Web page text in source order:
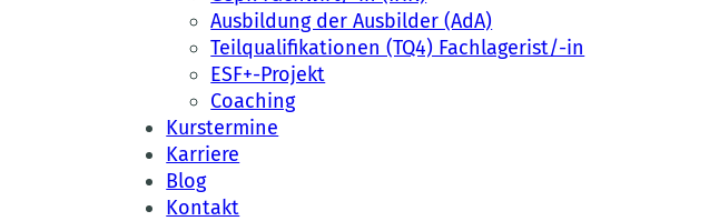
Ausbildung der Ausbilder (AdA)
Teilqualifikationen (TQ4) Fachlagerist/-in
ESF+-Projekt
Coaching
Kurstermine
Karriere
Blog
Kontakt